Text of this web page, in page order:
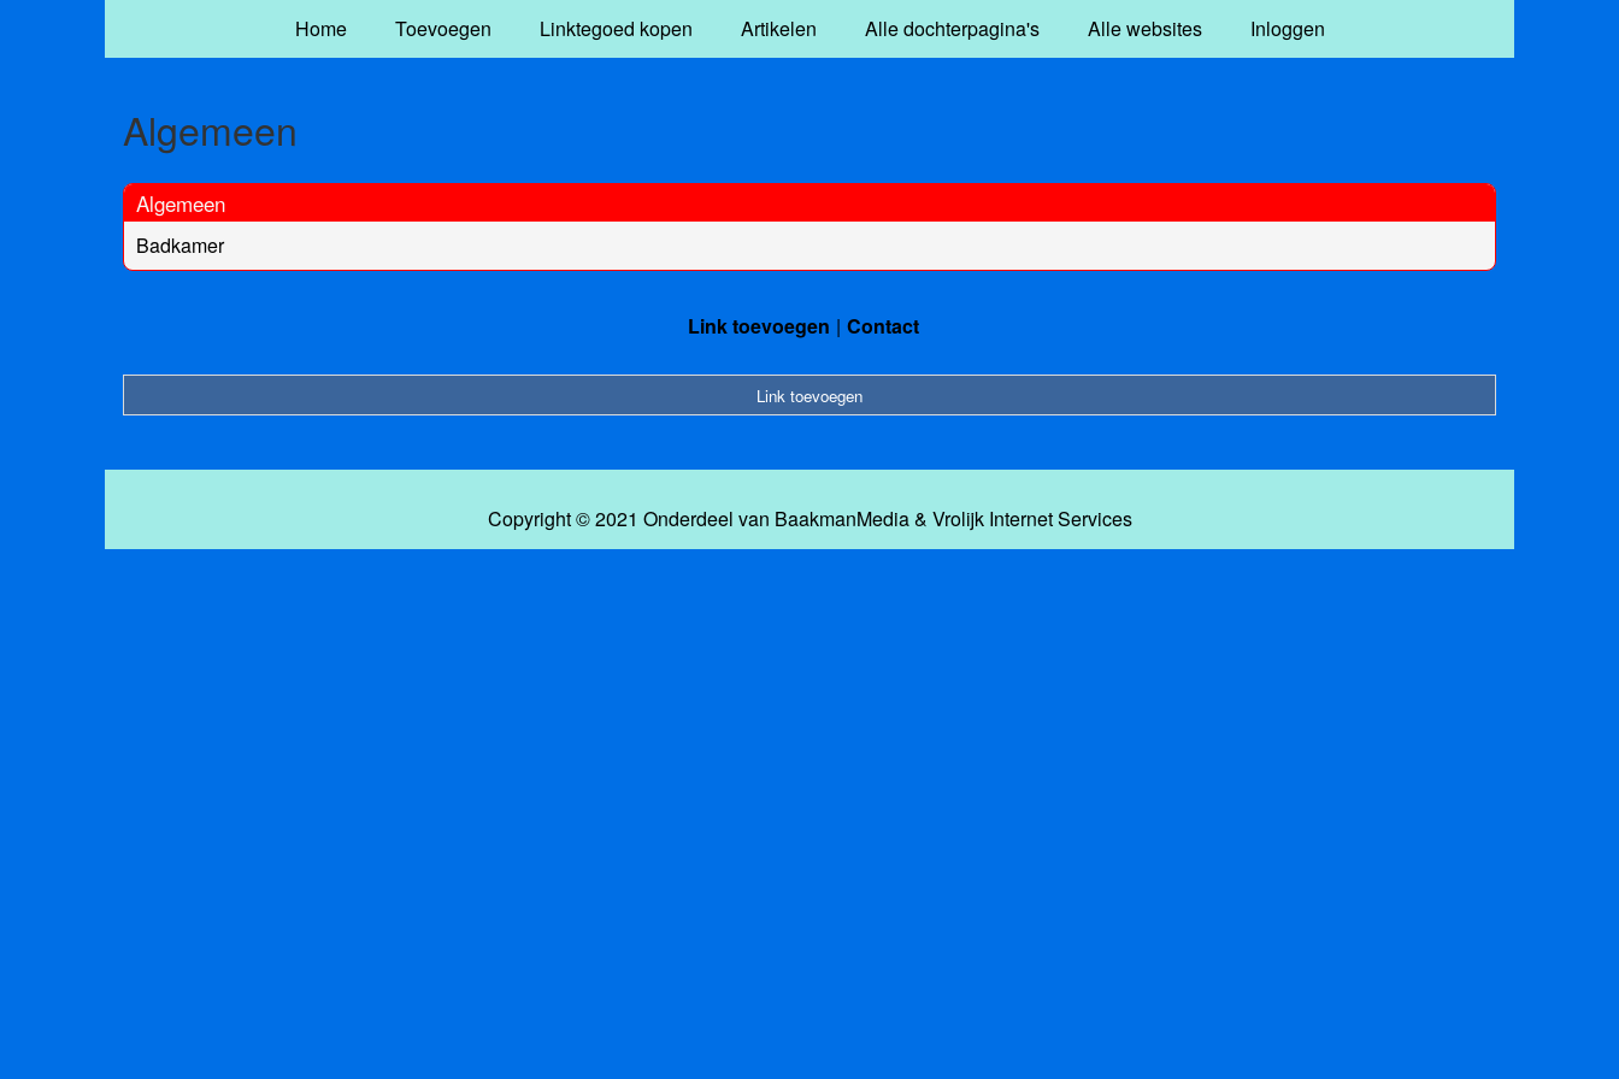
Home Toevoegen Linktegoed kopen Artikelen Alle dochterpagina's Alle websites Inloggen
Algemeen
Algemeen
Badkamer
Link toevoegen Contact
Link toevoegen
Copyright © 2021 Onderdeel van BaakmanMedia& Vrolijk Internet Services